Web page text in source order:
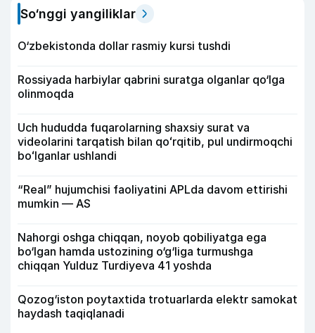
So‘nggi yangiliklar
O‘zbekistonda dollar rasmiy kursi tushdi
Rossiyada harbiylar qabrini suratga olganlar qo‘lga
olinmoqda
Uch hududda fuqarolarning shaxsiy surat va
videolarini tarqatish bilan qoʻrqitib, pul undirmoqchi
boʻlganlar ushlandi
“Real” hujumchisi faoliyatini APLda davom ettirishi
mumkin — AS
Nahorgi oshga chiqqan, noyob qobiliyatga ega
bo‘lgan hamda ustozining o‘g‘liga turmushga
chiqqan Yulduz Turdiyeva 41 yoshda
Qozog‘iston poytaxtida trotuarlarda elektr samokat
haydash taqiqlanadi